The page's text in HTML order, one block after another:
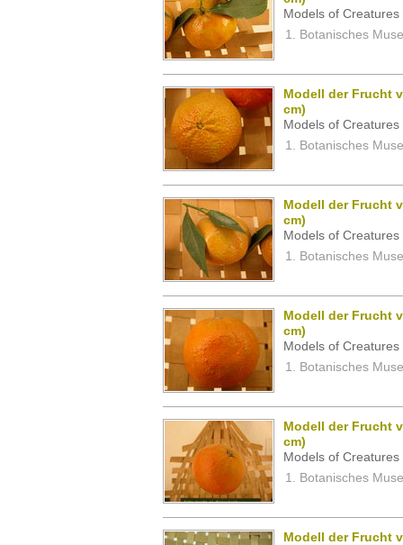
Models of
Botanisches
Modell der Frucht
cm)
Models of
Botanisches
Modell der Frucht
cm)
Models of
Botanisches
Modell der Frucht
cm)
Models of
Botanisches
Modell der Frucht
cm)
Models of
Botanisches
Modell der Frucht